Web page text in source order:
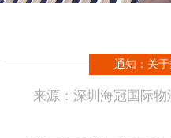
通知：关
来源： 深圳海冠国际物